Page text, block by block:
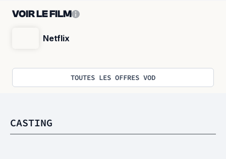
VOIR LE FILM
Netflix
TOUTES LES OFFRES VOD
CASTING